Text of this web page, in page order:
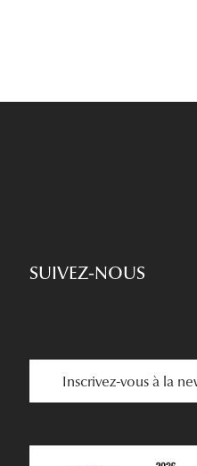
SUIVEZ-NOUS
Inscrivez-vous à la